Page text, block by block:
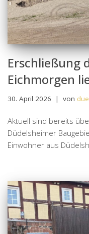
Erschließung
Eichmorgen
30. April 2026 von
Aktuell sind bereits
Düdelsheimer
Einwohner aus